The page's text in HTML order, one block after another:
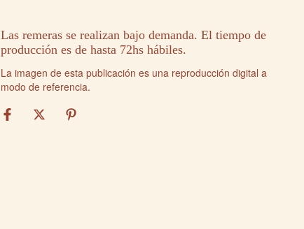
Las remeras se realizan bajo demanda. El tiempo de
producción es de hasta 72hs hábiles.
La imagen de esta publicación es una reproducción digital a
modo de referencia.